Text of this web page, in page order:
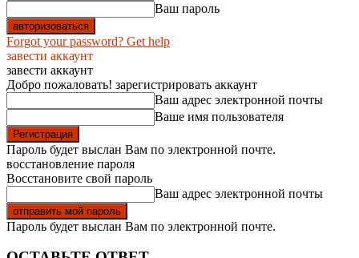
Ваш пароль
Forgot your password? Get help
завести аккаунт
завести аккаунт
Добро пожаловать! зарегистрировать аккаунт
Ваш адрес электронной почты
Ваше имя пользователя
Пароль будет выслан Вам по электронной почте.
восстановление пароля
Восстановите свой пароль
Ваш адрес электронной почты
Пароль будет выслан Вам по электронной почте.